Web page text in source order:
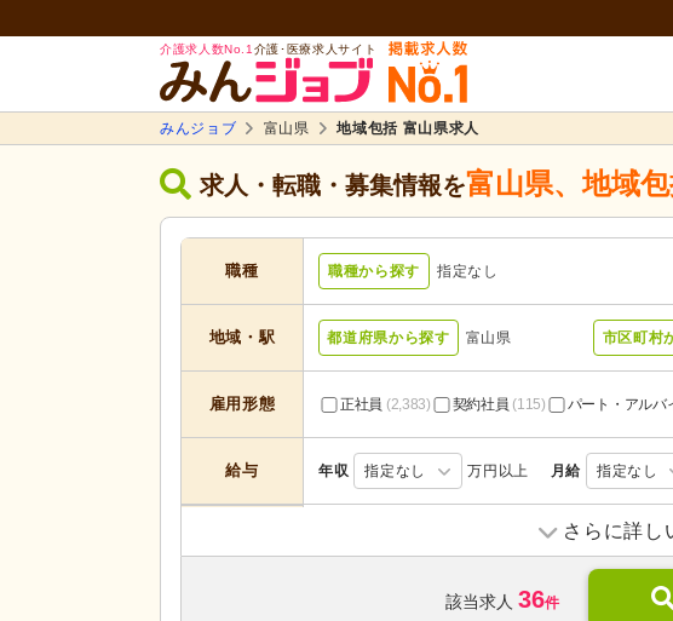
介護求人数No.1 介護･医療求人サイト
みんジョブ 富山県 地域包括 富山県求人
求人・転職・募集情報を富山県、地域
職種 職種から探す 指定なし
地域・駅 都道府県から探す 富山県 市区町村
雇用形態 正社員 (2,383) 契約社員 (115) パート・アルバ
給与 年収 指定なし 万円以上 月給 指定なし
訪問介護
訪問看護(102) 訪問リ
(668) デイケア
さらに詳し
該当求人 36件